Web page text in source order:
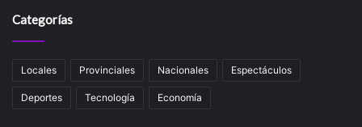
Categorías
Locales Provinciales Nacionales Espectáculos
Deportes Tecnología Economía